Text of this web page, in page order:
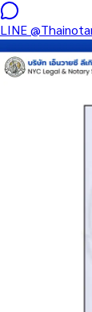
LINE